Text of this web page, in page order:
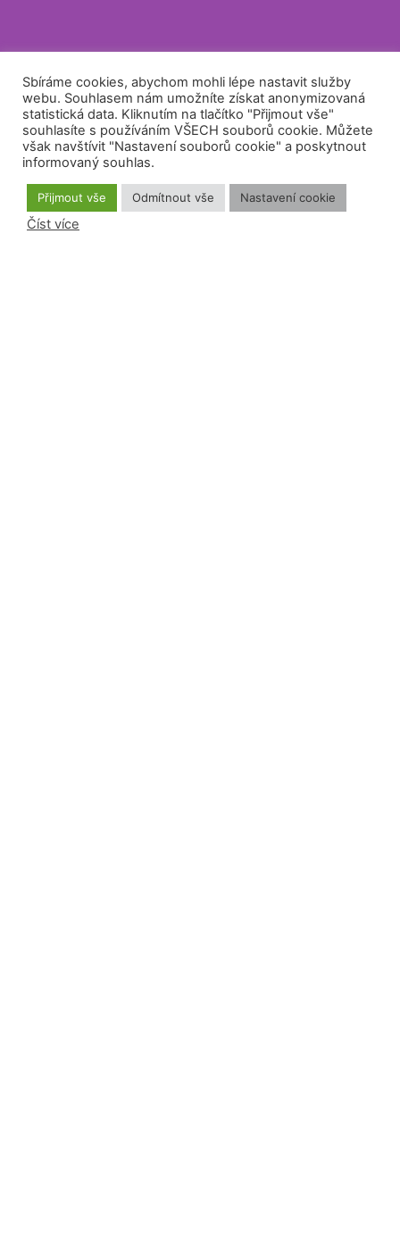
Sbíráme cookies, abychom mohli lépe nastavit služby
webu. Souhlasem nám umožníte získat anonymizovaná
statistická data. Kliknutím na tlačítko "Přijmout vše"
souhlasíte s používáním VŠECH souborů cookie. Můžete
však navštívit "Nastavení souborů cookie" a poskytnout
informovaný souhlas.
Přijmout vše Odmítnout vše Nastavení cookie
Číst více